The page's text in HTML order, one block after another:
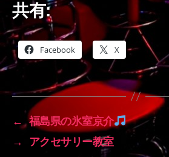
共有:
Facebook X
←
福島県の氷室京介
→
アクセサリー教室